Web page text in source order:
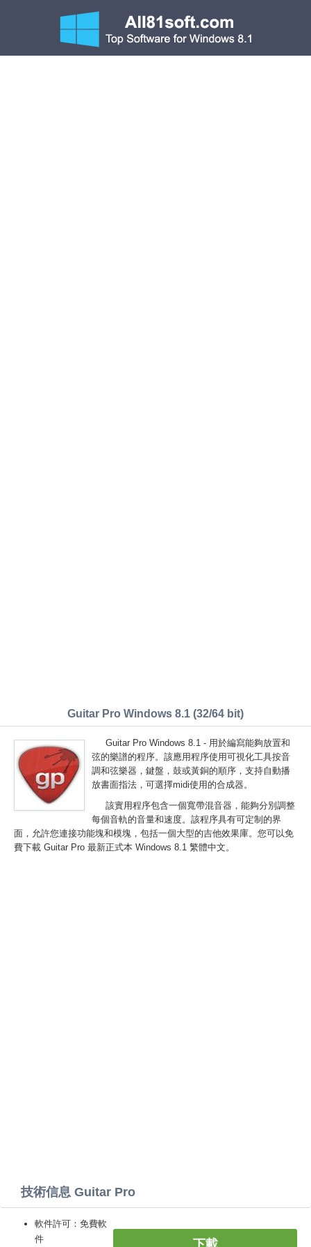
Guitar Pro Windows 8.1 (32/64 bit)
Guitar Pro Windows 8.1 - 用於編寫能夠放置和
弦的樂譜的程序。該應用程序使用可視化工具按音
調和弦樂器，鍵盤，鼓或黃銅的順序，支持自動播
放書面指法，可選擇midi使用的合成器。
該實用程序包含一個寬帶混音器，能夠分別調整
每個音軌的音量和速度。該程序具有可定制的界
面，允許您連接功能塊和模塊，包括一個大型的吉他效果庫。您可以免
費下載 Guitar Pro 最新正式本 Windows 8.1 繁體中文。
技術信息 Guitar Pro
下載
軟件許可：免費軟
件